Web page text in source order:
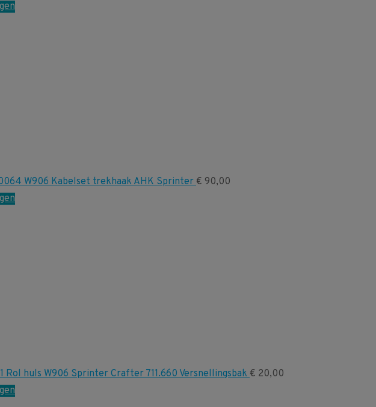
W906 Kabelset trekhaak AHK Sprinter€ 90,00
Rol huls W906 Sprinter Crafter 711.660 Versnellingsbak€ 20,00